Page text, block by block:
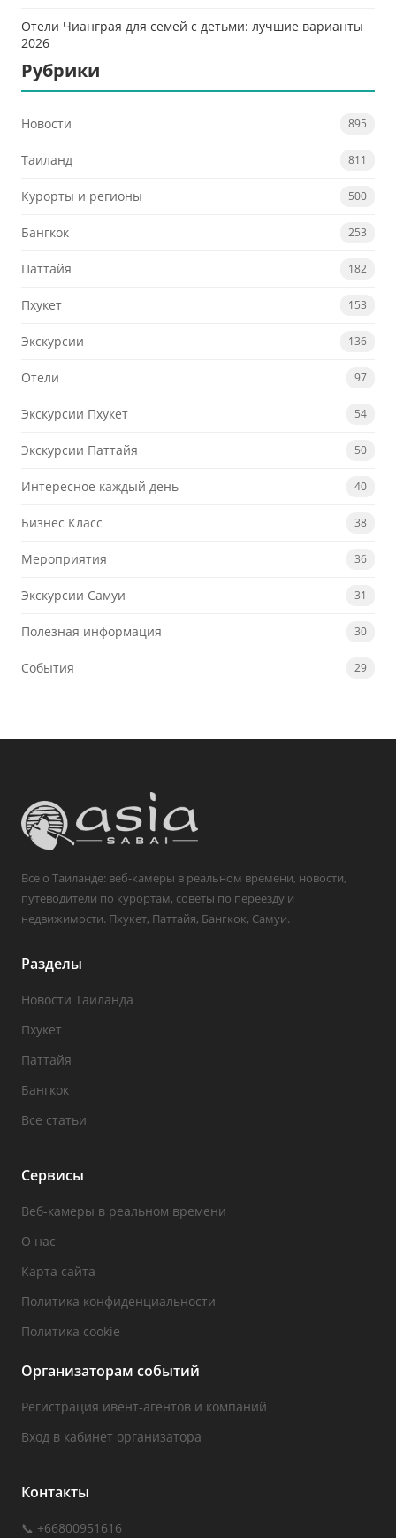
Отели Чианграя для семей с детьми: лучшие варианты
2026
Рубрики
Новости 895
Таиланд 811
Курорты и регионы 500
Бангкок 253
Паттайя 182
Пхукет 153
Экскурсии 136
Отели 97
Экскурсии Пхукет 54
Экскурсии Паттайя 50
Интересное каждый день 40
Бизнес Класс 38
Мероприятия 36
Экскурсии Самуи 31
Полезная информация 30
События 29
Все о Таиланде: веб-камеры в реальном времени, новости,
путеводители по курортам, советы по переезду и
недвижимости. Пхукет, Паттайя, Бангкок, Самуи.
Разделы
Новости Таиланда
Пхукет
Паттайя
Бангкок
Все статьи
Сервисы
Веб-камеры в реальном времени
О нас
Карта сайта
Политика конфиденциальности
Политика cookie
Организаторам событий
Регистрация ивент-агентов и компаний
Вход в кабинет организатора
Контакты
📞 +66800951616